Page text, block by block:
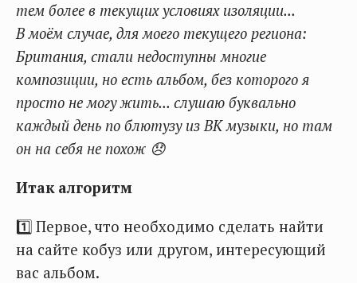
тем более в текущих условиях изоляции...
В моём случае, для моего текущего региона:
Британия, стали недоступны многие
композиции, но есть альбом, без которого я
просто не могу жить... слушаю буквально
каждый день по блютузу из ВК музыки, но там
он на себя не похож 😞
Итак алгоритм
1️⃣ Первое, что необходимо сделать найти
на сайте кобуз или другом, интересующий
вас альбом.